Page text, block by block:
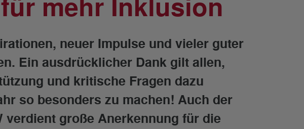
mehr Inklusion
neuer Impulse und vieler guter
Ein ausdrücklicher Dank gilt allen,
und kritische Fragen dazu
so besonders zu machen! Auch der
verdient große Anerkennung für die